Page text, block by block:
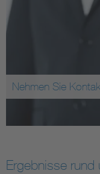
Nehmen Sie
Ergebnisse